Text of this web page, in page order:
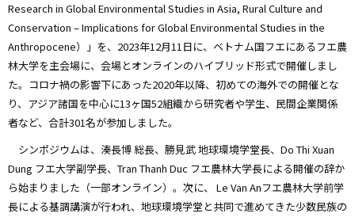
Research in Global Environmental Studies in Asia, Rural Culture and
Conservation – Implications for Global Environmental Studies in the
Anthropocene）」を、2023年12月11日に、ベトナム国フエにあるフエ農
林大学を主会場に、会場とオンラインのハイブリッド形式で開催しまし
た。コロナ禍の影響下にあった2020年以降、初めての海外での開催とな
り、アジア諸国を中心に13ヶ国52組織から研究者や学生、民間企業関係
者など、合計301名が参加しました。
シンポジウムは、湊長博 総長、勝見武 地球環境学堂長、Do Thi Xuan
Dung フエ大学副学長、Tran Thanh Duc フエ農林大学長による開催の辞か
ら始まりました（一部オンライン）。次に、 Le Van Anフエ農林大学前学
長による基調講演が行われ、地球環境学堂と共同で進めてきた少数民族の